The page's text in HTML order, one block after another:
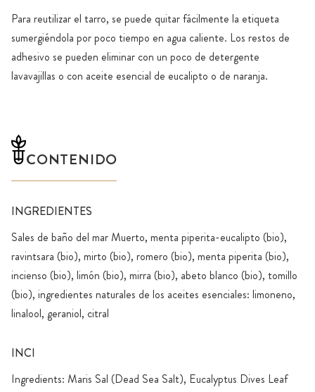
Para reutilizar el tarro, se puede quitar fácilmente la etiqueta
sumergiéndola por poco tiempo en agua caliente. Los restos de
adhesivo se pueden eliminar con un poco de detergente
lavavajillas o con aceite esencial de eucalipto o de naranja.
CONTENIDO
INGREDIENTES
Sales de baño del mar Muerto, menta piperita-eucalipto (bio),
ravintsara (bio), mirto (bio), romero (bio), menta piperita (bio),
incienso (bio), limón (bio), mirra (bio), abeto blanco (bio), tomillo
(bio), ingredientes naturales de los aceites esenciales: limoneno,
linalool, geraniol, citral
INCI
Ingredients: Maris Sal (Dead Sea Salt), Eucalyptus Dives Leaf